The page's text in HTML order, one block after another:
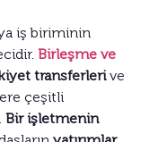
iş biriminin
Birleşme ve
transferlerive
çeşitli
Bir işletmenin